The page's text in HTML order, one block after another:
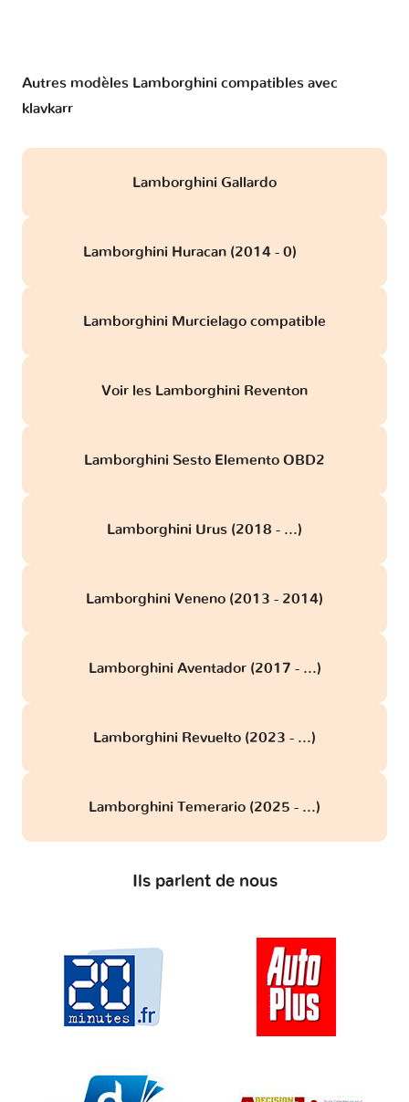
Autres modèles Lamborghini compatibles avec
klavkarr
Lamborghini Gallardo
Lamborghini Huracan (2014 - 0)
Lamborghini Murcielago compatible
Voir les Lamborghini Reventon
Lamborghini Sesto Elemento OBD2
Lamborghini Urus (2018 - ...)
Lamborghini Veneno (2013 - 2014)
Lamborghini Aventador (2017 - ...)
Lamborghini Revuelto (2023 - ...)
Lamborghini Temerario (2025 - ...)
Ils parlent de nous